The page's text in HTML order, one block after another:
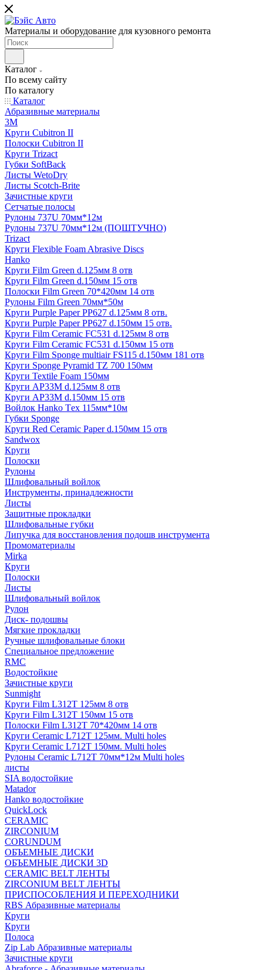
Материалы и оборудование для кузовного ремонта
Каталог
По всему сайту
По каталогу
Каталог
Абразивные материалы
3M
Круги Cubitron II
Полоски Cubitron II
Круги Trizact
Губки SoftBack
Листы WetoDry
Листы Scotch-Brite
Зачистные круги
Сетчатые полосы
Рулоны 737U 70мм*12м
Рулоны 737U 70мм*12м (ПОШТУЧНО)
Trizact
Круги Flexible Foam Abrasive Discs
Hanko
Круги Film Green d.125мм 8 отв
Круги Film Green d.150мм 15 отв
Полоски Film Green 70*420мм 14 отв
Рулоны Film Green 70мм*50м
Круги Purple Paper PP627 d.125мм 8 отв.
Круги Purple Paper PP627 d.150мм 15 отв.
Круги Film Ceramic FC531 d.125мм 8 отв
Круги Film Ceramic FC531 d.150мм 15 отв
Круги Film Sponge multiair FS115 d.150мм 181 отв
Круги Sponge Pyramid TZ 700 150мм
Круги Textile Foam 150мм
Круги AP33M d.125мм 8 отв
Круги AP33M d.150мм 15 отв
Войлок Hanko Tех 115мм*10м
Губки Sponge
Круги Red Ceramic Paper d.150мм 15 отв
Sandwox
Круги
Полоски
Рулоны
Шлифовальный войлок
Инструменты, принадлежности
Листы
Защитные прокладки
Шлифовальные губки
Липучка для восстановления подошв инструмента
Промоматериалы
Mirka
Круги
Полоски
Листы
Шлифовальный войлок
Рулон
Диск- подошвы
Мягкие прокладки
Ручные шлифовальные блоки
Специальное предложение
RMC
Водостойкие
Зачистные круги
Sunmight
Круги Film L312T 125мм 8 отв
Круги Film L312T 150мм 15 отв
Полоски Film L312T 70*420мм 14 отв
Круги Ceramic L712T 125мм. Multi holes
Круги Ceramic L712T 150мм. Multi holes
Рулоны Ceramic L712T 70мм*12м Multi holes
листы
SIA водостойкие
Matador
Hanko водостойкие
QuickLock
CERAMIC
ZIRCONIUM
СORUNDUM
ОБЪЕМНЫЕ ДИСКИ
ОБЪЕМНЫЕ ДИСКИ 3D
CERAMIC BELT ЛЕНТЫ
ZIRCONIUM BELT ЛЕНТЫ
ПРИСПОСОБЛЕНИЯ И ПЕРЕХОДНИКИ
RBS Абразивные материалы
Круги
Круги
Полоса
Zip Lab Абразивные материалы
Зачистные круги